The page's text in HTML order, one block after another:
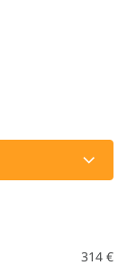
314 €